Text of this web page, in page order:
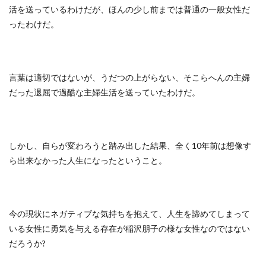
活を送っているわけだが、ほんの少し前までは普通の一般女性だ
ったわけだ。
言葉は適切ではないが、うだつの上がらない、そこらへんの主婦
だった退屈で過酷な主婦生活を送っていたわけだ。
しかし、自らが変わろうと踏み出した結果、全く10年前は想像す
ら出来なかった人生になったということ。
今の現状にネガティブな気持ちを抱えて、人生を諦めてしまって
いる女性に勇気を与える存在が稲沢朋子の様な女性なのではない
だろうか?